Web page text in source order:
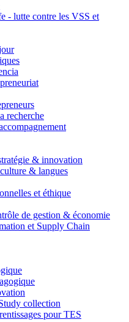
- lutte contre les VSS et
recherche
& innovation
& langues
et éthique
de gestion & économie
et Supply Chain
collection
pour TES